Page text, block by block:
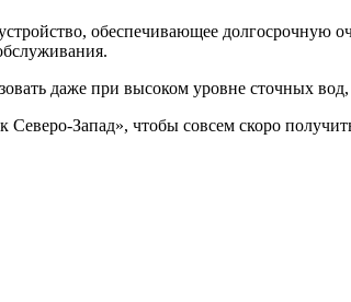
обеспечивающее
даже при высоком уровне сточных
Запад», чтобы совсем скоро